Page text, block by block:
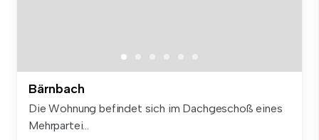
Bärnbach
Die Wohnung befindet sich im Dachgeschoß eines
Mehrpartei...